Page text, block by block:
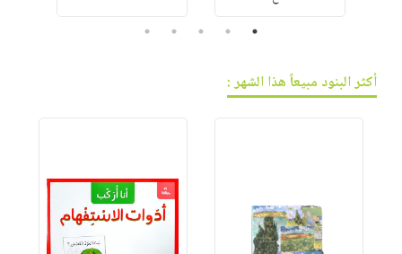
1
2
3
4
5
أكثر البنود مبيعاً هذا الشهر :